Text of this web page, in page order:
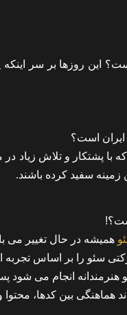
این روزها بر سر
است؟
با پشتکار و تلاش زیاد
زمینه سفید کرده باشند.
همیشه در حال تغییر می
سئو را بر اساس تجربه
هنرمندانه انجام می شود
هماهنگی بین کدها،